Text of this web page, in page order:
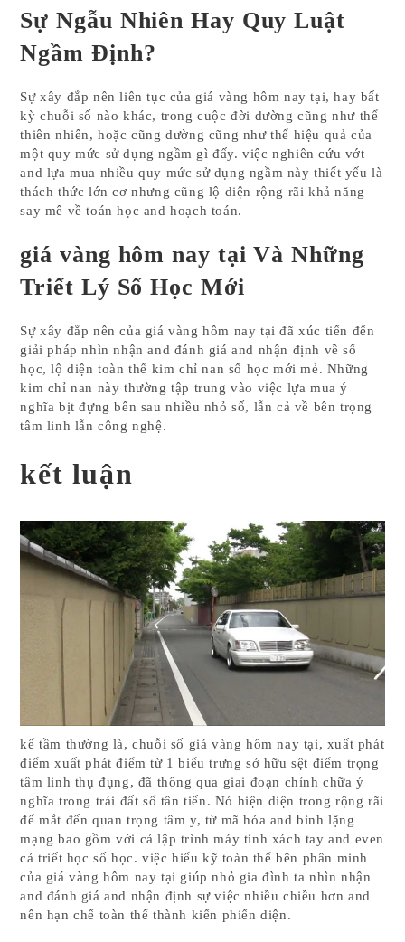
Sự Ngẫu Nhiên Hay Quy Luật
Ngầm Định?
Sự xây đắp nên liên tục của giá vàng hôm nay tại, hay bất
kỳ chuỗi số nào khác, trong cuộc đời dường cũng như thể
thiên nhiên, hoặc cũng dường cũng như thể hiệu quả của
một quy mức sử dụng ngầm gì đấy. việc nghiên cứu vớt
and lựa mua nhiều quy mức sử dụng ngầm này thiết yếu là
thách thức lớn cơ nhưng cũng lộ diện rộng rãi khả năng
say mê về toán học and hoạch toán.
giá vàng hôm nay tại Và Những
Triết Lý Số Học Mới
Sự xây đắp nên của giá vàng hôm nay tại đã xúc tiến đến
giải pháp nhìn nhận and đánh giá and nhận định về số
học, lộ diện toàn thể kim chỉ nan số học mới mẻ. Những
kim chỉ nan này thường tập trung vào việc lựa mua ý
nghĩa bịt đựng bên sau nhiều nhỏ số, lẫn cả về bên trọng
tâm linh lẫn công nghệ.
kết luận
kể tầm thường là, chuỗi số giá vàng hôm nay tại, xuất phát
điểm xuất phát điểm từ 1 biểu trưng sở hữu sệt điểm trọng
tâm linh thụ đụng, đã thông qua giai đoạn chỉnh chữa ý
nghĩa trong trái đất số tân tiến. Nó hiện diện trong rộng rãi
để mắt đến quan trọng tâm y, từ mã hóa and bình lặng
mạng bao gồm với cả lập trình máy tính xách tay and even
cả triết học số học. việc hiểu kỹ toàn thể bên phân minh
của giá vàng hôm nay tại giúp nhỏ gia đình ta nhìn nhận
and đánh giá and nhận định sự việc nhiều chiều hơn and
nên hạn chế toàn thể thành kiến phiến diện.